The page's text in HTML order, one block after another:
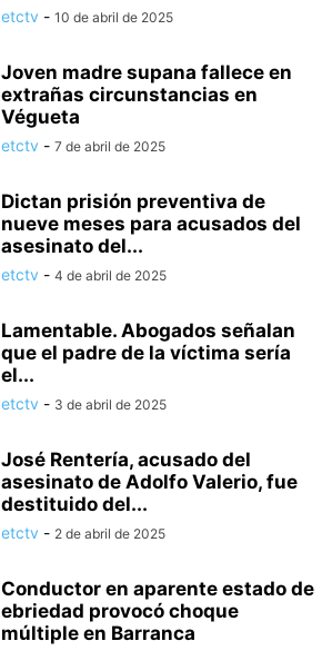
etctv - 10 de abril de 2025
Joven madre supana fallece en
extrañas circunstancias en
Végueta
etctv - 7 de abril de 2025
Dictan prisión preventiva de
nueve meses para acusados del
asesinato del...
etctv - 4 de abril de 2025
Lamentable. Abogados señalan
que el padre de la víctima sería
el...
etctv - 3 de abril de 2025
José Rentería, acusado del
asesinato de Adolfo Valerio, fue
destituido del...
etctv - 2 de abril de 2025
Conductor en aparente estado de
ebriedad provocó choque
múltiple en Barranca